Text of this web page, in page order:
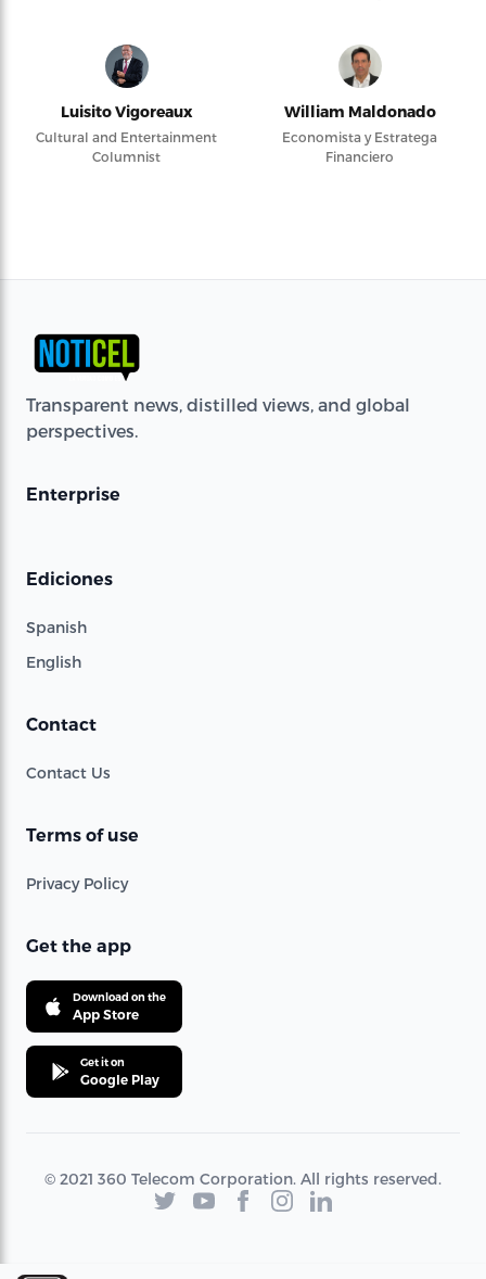
Luisito Vigoreaux
Cultural and Entertainment
Columnist
William Maldonado
Economista y Estratega
Financiero
Transparent news, distilled views, and global
perspectives.
Enterprise
Ediciones
Spanish
English
Contact
Contact Us
Terms of use
Privacy Policy
Get the app
Download on the
App Store
Get it on
Google Play
© 2021 360 Telecom Corporation. All rights reserved.